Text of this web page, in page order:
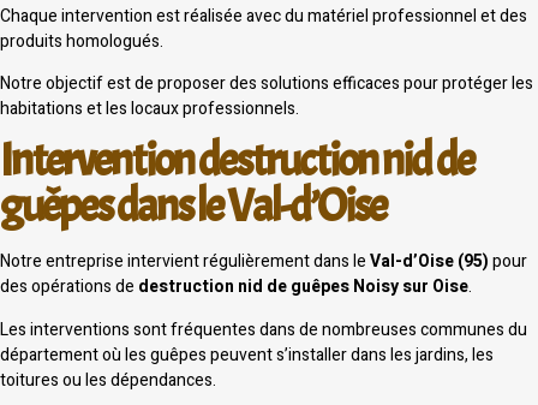
Chaque intervention est réalisée avec du matériel professionnel et des
produits homologués.
Notre objectif est de proposer des solutions efficaces pour protéger les
habitations et les locaux professionnels.
Intervention destruction nid de
guêpes dans le Val-d’Oise
Notre entreprise intervient régulièrement dans leVal-d’Oise (95)pour
des opérations de destruction nid de guêpes Noisy sur Oise.
Les interventions sont fréquentes dans de nombreuses communes du
département où les guêpes peuvent s’installer dans les jardins, les
toitures ou les dépendances.